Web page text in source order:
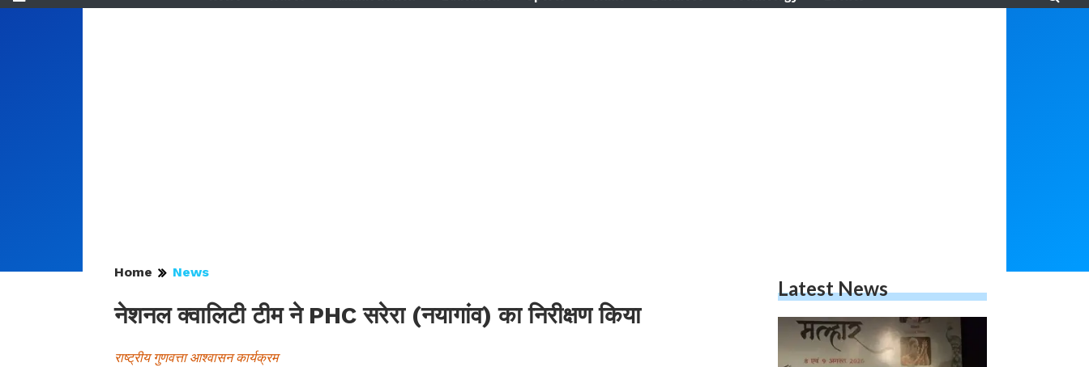
Home News
नेशनल क्वालिटी टीम ने PHC सरेरा (नयागांव) का निरीक्षण किया
राष्ट्रीय गुणवत्ता आश्वासन कार्यक्रम
Latest News